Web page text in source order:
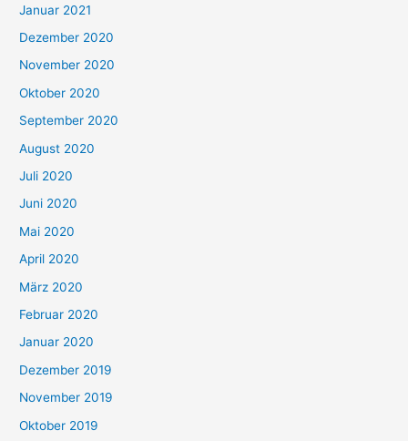
Januar 2021
Dezember 2020
November 2020
Oktober 2020
September 2020
August 2020
Juli 2020
Juni 2020
Mai 2020
April 2020
März 2020
Februar 2020
Januar 2020
Dezember 2019
November 2019
Oktober 2019